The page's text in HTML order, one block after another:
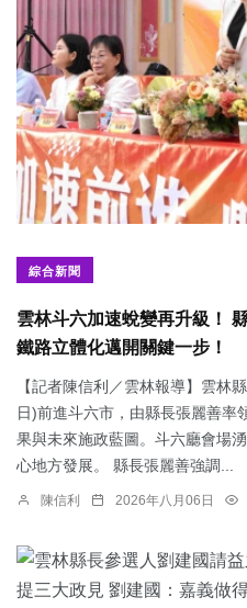
綜合新聞
雲林斗六加速蛻變再升級！
鐵路立體化邁開關鍵一步！
【記者陳信利／雲林報導】雲林
日)前進斗六市，由縣長張麗善率
果與未來施政藍圖。斗六廳會場
心地方發展。 縣長張麗善強調...
陳信利 2026年八月06日